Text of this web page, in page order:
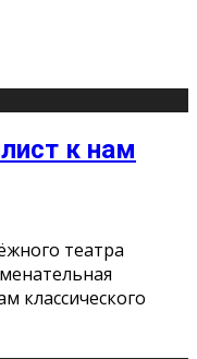
к нам
театра
классического